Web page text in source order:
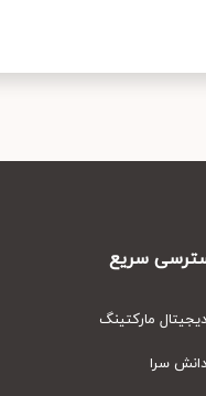
سریع
مارکتینگ
سرا